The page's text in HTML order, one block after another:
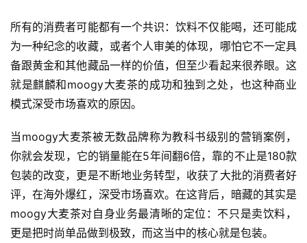
快
讯
公
司
时
尚
所有的消费者可能都有一个共识：饮料不仅能喝，还可能成
为一种纪念的收藏，或者个人审美的体现，哪怕它不一定具
备跟黄金和其他藏品一样的价值，但至少看起来很养眼。这
就是麒麟和moogy大麦茶的成功和独到之处，也这种商业
模式深受市场喜欢的原因。
当moogy大麦茶被无数品牌称为教科书级别的营销案例，
你就会发现，它的销量能在5年间翻6倍，靠的不止是180款
包装的改变，更是不断地业务转型，收获了大批的消费者好
评，在海外爆红，深受市场喜欢。在这背后，暗藏的其实是
moogy大麦茶对自身业务最清晰的定位：不只是卖饮料，
更是把时尚单品做到极致，而这当中的核心就是包装。